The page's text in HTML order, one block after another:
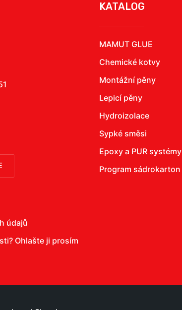
KATALOG
MAMUT GLUE
Chemické kotvy
Montážní pěny
Lepicí pěny
Hydroizolace
Sypké směsi
Epoxy a PUR systémy
Program sádrokarton
údajů
Ohlašte ji prosím